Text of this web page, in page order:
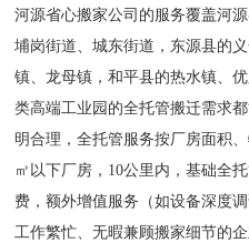
河源省心搬家公司的服务覆盖河
埔岗街道、城东街道，东源县的
镇、龙母镇，和平县的热水镇、
类高端工业园的全托管搬迁需求
明合理，全托管服务按厂房面积
㎡以下厂房，10公里内，基础全
费，额外增值服务（如设备深度
工作繁忙、无暇兼顾搬家细节的